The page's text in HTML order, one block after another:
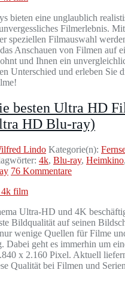
bieten eine unglaublich
Filmerlebnis. Mit
speziellen Filmauswahl
Anschauen von Filmen auf
und Ihnen ein
Unterschied und erleben Sie
besten Ultra HD
HD Blu-ray)
Lindo Kategorie(n):
4k, Blu-ray, Heimkino,
76 Kommentare
Ultra-HD und 4K
Bildqualität auf seinen
wenige Quellen für Filme
geht es immerhin um
x 2.160 Pixel. Aktuell
Qualität bei Filmen und